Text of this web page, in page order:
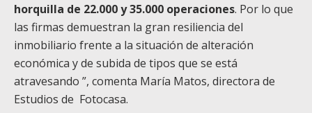
horquilla de 22.000 y 35.000 operaciones. Por lo que
las firmas demuestran la gran resiliencia del
inmobiliario frente a la situación de alteración
económica y de subida de tipos que se está
atravesando ”, comenta María Matos, directora de
Estudios de Fotocasa.